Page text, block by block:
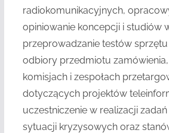
radiokomunikacyjnych,
opiniowanie koncepcji i studiów
przeprowadzanie testów
odbiory przedmiotu zamówienia,
komisjach i zespołach
dotyczących projektów
uczestniczenie w realizacji
sytuacji kryzysowych oraz